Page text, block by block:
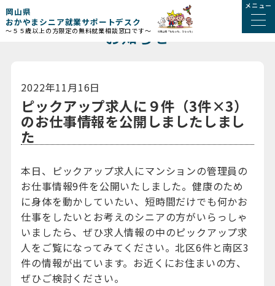
岡山県
おかやまシニア就業サポートデスク
～５５歳以上の方限定の無料就業相談窓口です～
メニュー
お知らせ
2022年11月16日
ピックアップ求人に９件（3件×3）
のお仕事情報を公開しましたしまし
た
本日、ピックアップ求人にマンションの管理員の
お仕事情報9件を公開いたしました。健康のため
に身体を動かしていたい、短時間だけでも何かお
仕事をしたいとお考えのシニアの方がいらっしゃ
いましたら、ぜひ求人情報の中のピックアップ求
人をご覧になってみてください。北区6件と南区3
件の情報が出ています。お近くにお住まいの方、
ぜひご検討ください。